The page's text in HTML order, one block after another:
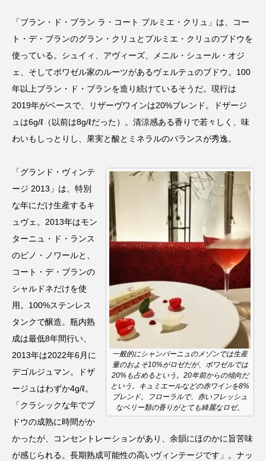
「ブラン・ド・ブラン ラ・コート プルミエ・クリュ」は、コー
ト・デ・ブランのグラン・クリュとプルミエ・クリュのブドウを
使っている。シュイィ、アヴィーズ、メニル・シュール・オジ
ェ、そしてボワゼル家のルーツがあるヴェルテュのブドウ。100
年以上ブラン・ド・ブランを造り続けているそうだ。現行は
2019年がベースで、リザーヴワインは20%ブレンド。ドザージ
ュは6g/ℓ（以前は8g/ℓだった）。清涼感ある香りで若々しく、味
わいもしっとりし、果実と酸とミネラルのバランスが秀逸。
一般的にシャンパーニュのメゾンでは生産
量のおよそ10%がロゼだが、ボワゼルでは
20%も占めるという。20年前からの傾向だ
という。キュミエールなどの赤ワインを8%
ブレンド。フローラルで、赤いフレッシュ
なベリー類の香りがとても綺麗なロゼ。
「グランド・ヴィンテ
ージ 2013」は、特別
な年にだけ生産するキ
ュヴェ。2013年はモン
ターニュ・ド・ランス
のピノ・ノワールと、
コート・デ・ブランの
シャルドネだけを使
用。100%ステンレス
タンクで醸造。瓶内熟
成は最低8年間行い、
2013年は2022年6月に
デゴルジュマン。ドザ
ージュはわずか4g/ℓ。
「クラシックな年でブ
ドウの成熟に時間がか
かったが、コンセントレーションがあり、余韻にほのかに旨苦味
が感じられる。長期熟成可能性の高いヴィンテージです」。ナッ